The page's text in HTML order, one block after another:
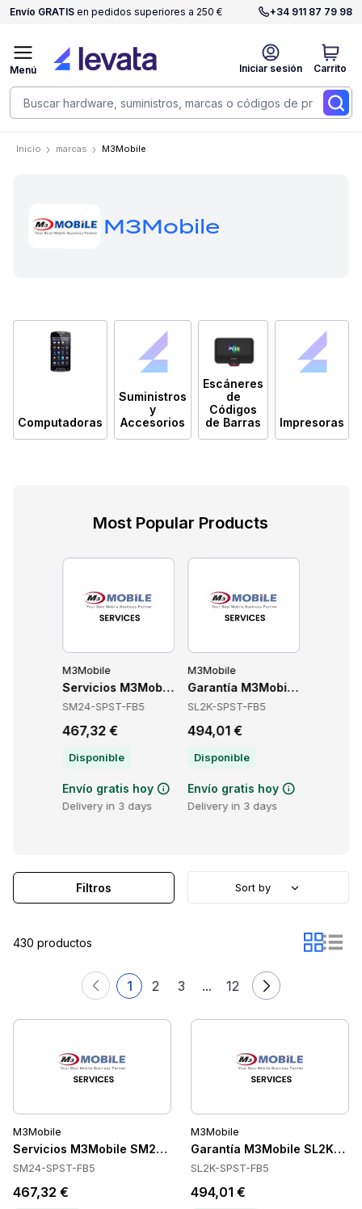
Envío GRATIS en pedidos superiores a 250 € +34 911 87 79 98
Iniciar sesión Carrito
Menú
Inicio marcas M3Mobile
M3Mobile
Computadoras
Suministros
y
Accesorios
Escáneres
de
Códigos
de Barras
Impresoras
Most Popular Products
M3Mobile UL20-SPST-XB5
M3Mobile
Servicios M3Mobile SM24-SPST-FB5
SM24-SPST-FB5
467,32 €
Disponible
Envío gratis hoy
Delivery in 3 days
M3Mobile
Garantía M3Mobile SL2K-
SL2K-SPST-FB5
494,01 €
Disponible
Envío gratis hoy
Delivery in 3 days
430 productos
1 2 3 ... 12
Filtros Sort by
M3Mobile
Servicios M3Mobile SM24-SPST-FB5
SM24-SPST-FB5
467,32 €
M3Mobile
Garantía M3Mobile SL2K-
SL2K-SPST-FB5
494,01 €